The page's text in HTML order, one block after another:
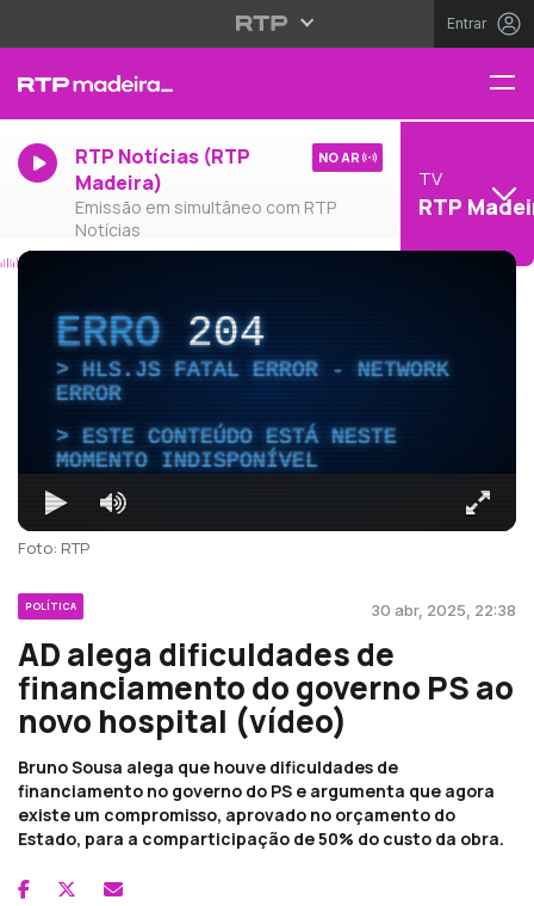
Entrar
RTP Notícias (RTP
Madeira)
Emissão em simultâneo com RTP
Notícias
NO AR
TV
RTP
ERRO204
HLS.JS FATAL ERROR - NETWORK
ERROR
ESTE CONTEÚDO ESTÁ NESTE
MOMENTO INDISPONÍVEL
Foto: RTP
POLÍTICA 30 abr, 2025, 22:38
AD alega dificuldades de
financiamento do governo PS ao
novo hospital (vídeo)
Bruno Sousa alega que houve dificuldades de
financiamento no governo do PS e argumenta que agora
existe um compromisso, aprovado no orçamento do
Estado, para a comparticipação de 50% do custo da obra.